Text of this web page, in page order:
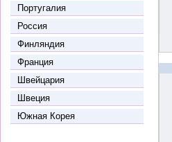
Португалия
Россия
Финляндия
Франция
Швейцария
Швеция
Южная Корея